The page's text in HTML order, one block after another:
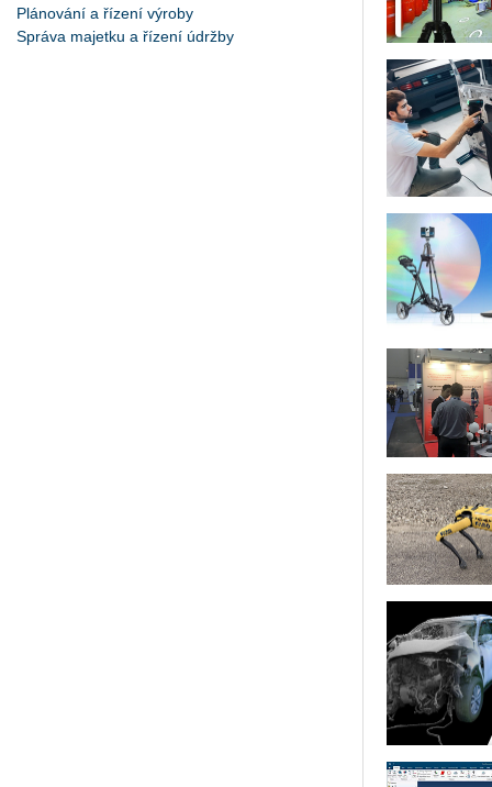
Plánování a řízení výroby
Správa majetku a řízení údržby